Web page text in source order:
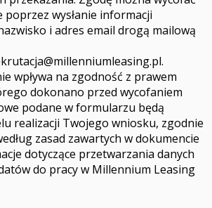
poprzez wysłanie informacji
i adres email drogą mailową
.
wpływa na zgodność z prawem
dokonano przed wycofaniem
podane w formularzu będą
realizacji Twojego wniosku, zgodnie
zasad zawartych w dokumencie
dotyczące przetwarzania danych
do pracy w Millennium Leasing